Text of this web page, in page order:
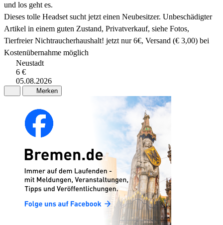
und los geht es.
Dieses tolle Headset sucht jetzt einen Neubesitzer. Unbeschädigter
Artikel in einem guten Zustand, Privatverkauf, siehe Fotos,
Tierfreier Nichtraucherhaushalt! jetzt nur 6€, Versand (€ 3,00) bei
Kostenübernahme möglich
Neustadt
6 €
05.08.2026
Merken